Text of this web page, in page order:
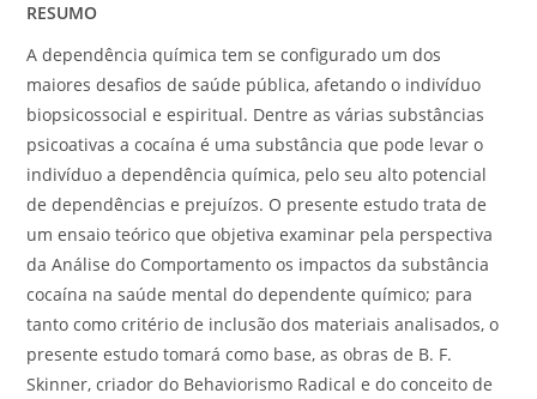
RESUMO
A dependência química tem se configurado um dos
maiores desafios de saúde pública, afetando o indivíduo
biopsicossocial e espiritual. Dentre as várias substâncias
psicoativas a cocaína é uma substância que pode levar o
indivíduo a dependência química, pelo seu alto potencial
de dependências e prejuízos. O presente estudo trata de
um ensaio teórico que objetiva examinar pela perspectiva
da Análise do Comportamento os impactos da substância
cocaína na saúde mental do dependente químico; para
tanto como critério de inclusão dos materiais analisados, o
presente estudo tomará como base, as obras de B. F.
Skinner, criador do Behaviorismo Radical e do conceito de